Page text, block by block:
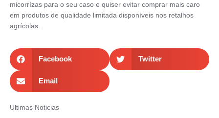
micorrízas para o seu caso e quiser evitar comprar mais caro
em produtos de qualidade limitada disponíveis nos retalhos
agrícolas.
Facebook Twitter
Email
Ultimas Noticias